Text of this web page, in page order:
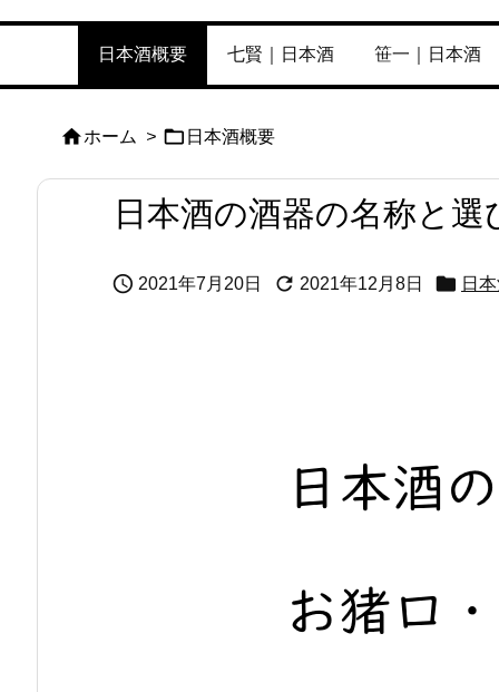
日本酒概要 七賢｜日本酒 笹一｜日本酒
ホーム >  日本酒概要
日本酒の酒器の名称と
 2021年7月20日  2021年12月8日  日